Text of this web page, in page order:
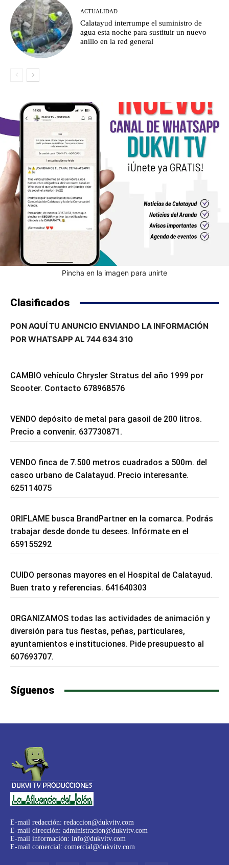
ACTUALIDAD
Calatayud interrumpe el suministro de
agua esta noche para sustituir un nuevo
anillo en la red general
Pincha en la imagen para unirte
Clasificados
PON AQUÍ TU ANUNCIO ENVIANDO LA INFORMACIÓN
POR WHATSAPP AL 744 634 310
CAMBIO vehículo Chrysler Stratus del año 1999 por
Scooter. Contacto 678968576
VENDO depósito de metal para gasoil de 200 litros.
Precio a convenir. 637730871.
VENDO finca de 7.500 metros cuadrados a 500m. del
casco urbano de Calatayud. Precio interesante.
625114075
ORIFLAME busca BrandPartner en la comarca. Podrás
trabajar desde donde tu desees. Infórmate en el
659155292
CUIDO personas mayores en el Hospital de Calatayud.
Buen trato y referencias. 641640303
ORGANIZAMOS todas las actividades de animación y
diversión para tus fiestas, peñas, particulares,
ayuntamientos e instituciones. Pide presupuesto al
607693707.
Síguenos
E-mail redacción: redaccion@dukvitv.com
E-mail dirección: administracion@dukvitv.com
E-mail información: info@dukvitv.com
E-mail comercial: comercial@dukvitv.com